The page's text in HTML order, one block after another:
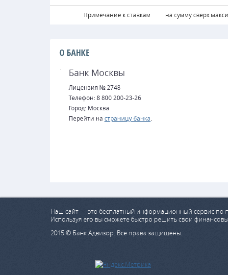
Примечание к ставкам на сумму сверх
О БАНКЕ
Банк Москвы
Лицензия № 2748
Телефон: 8 800 200-23-26
Город: Москва
Перейти на страницу банка
Наш сайт — это бесплатный информационный сервис по
Используя его вы сможете быстро решить свои
2015 © Банк Адвизор. Все права защищены.